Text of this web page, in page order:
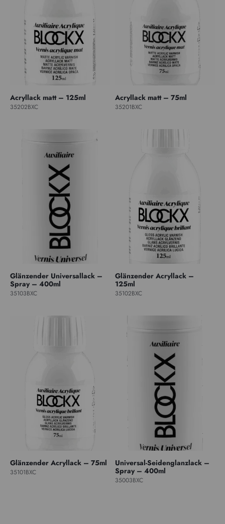
Acryllack matt – 125ml
35202BXC
Acryllack matt – 75ml
35201BXC
Glänzender Universallack –
Spray – 400ml
35103BXC
Glänzender Acryllack –
125ml
35102BXC
Glänzender Acryllack – 75ml
35101BXC
Universal-Seidenglanzlack –
Spray – 400ml
35003BXC